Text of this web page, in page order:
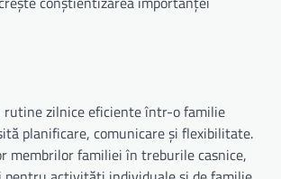
rutine zilnice eficiente într-o familie
planificare, comunicare și flexibilitate.
membrilor familiei în treburile casnice,